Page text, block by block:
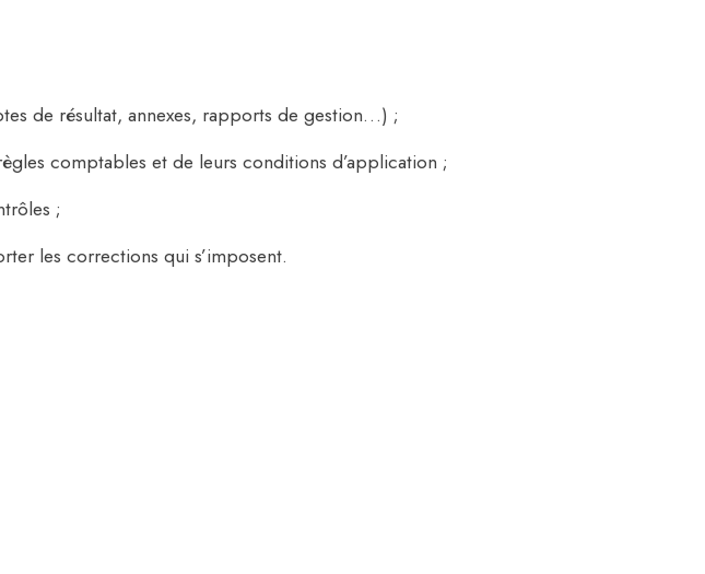
de résultat, annexes, rapports de gestion…) ;
comptables et de leurs conditions d’application ;
;
les corrections qui s’imposent.